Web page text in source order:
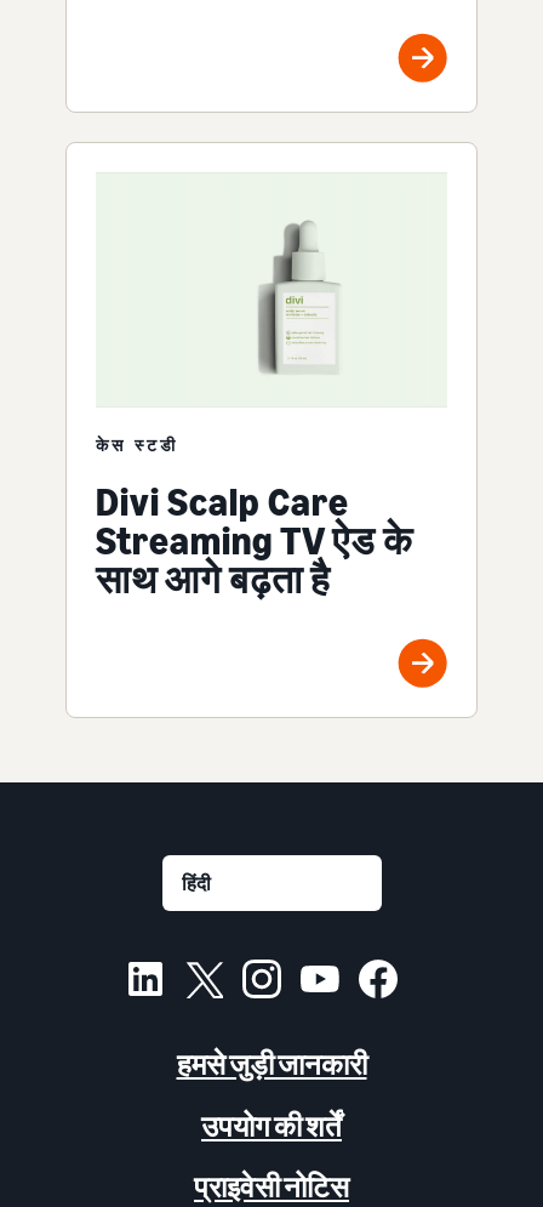
केस स्टडी
Divi Scalp Care
Streaming TV ऐड के
साथ आगे बढ़ता है
हमसे जुड़ी जानकारी
उपयोग की शर्तें
प्राइवेसी नोटिस